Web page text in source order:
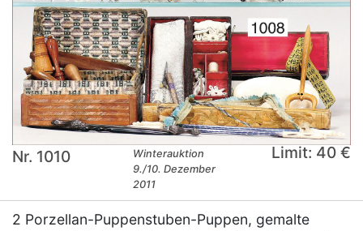
Nr. 1010
Winterauktion
9./10. Dezember
2011
Limit: 40 €
2 Porzellan-Puppenstuben-Puppen, gemalte